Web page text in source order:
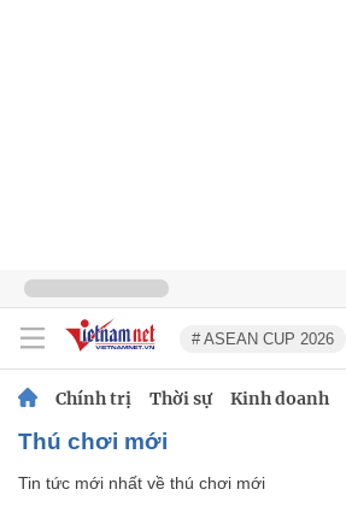
# ASEAN CUP 2026
Chính trị Thời sự Kinh doanh
thú chơi mới
Tin tức mới nhất về thú chơi mới